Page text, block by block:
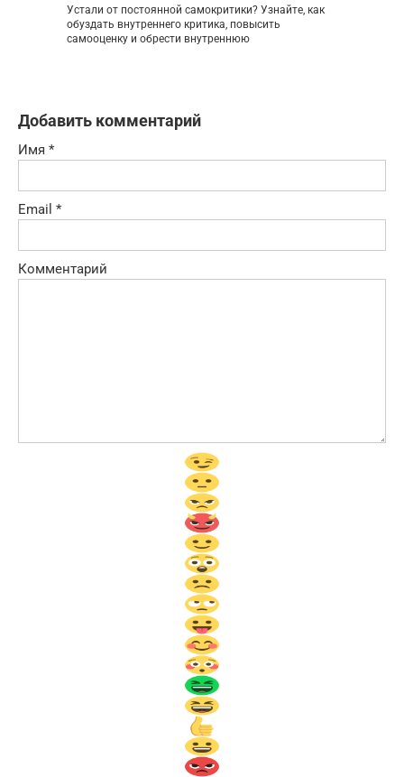
Устали от постоянной самокритики? Узнайте, как
обуздать внутреннего критика, повысить
самооценку и обрести внутреннюю
Добавить комментарий
Имя *
Email *
Комментарий